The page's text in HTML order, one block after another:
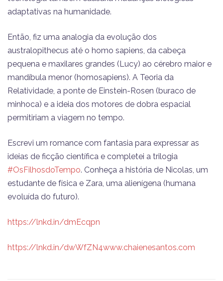
adaptativas na humanidade.
Então, fiz uma analogia da evolução dos
australopithecus até o homo sapiens, da cabeça
pequena e maxilares grandes (Lucy) ao cérebro maior e
mandíbula menor (homosapiens). A Teoria da
Relatividade, a ponte de Einstein-Rosen (buraco de
minhoca) e a ideia dos motores de dobra espacial
permitiriam a viagem no tempo.
Escrevi um romance com fantasia para expressar as
ideias de ficção científica e completei a trilogia
#OsFilhosdoTempo. Conheça a história de Nicolas, um
estudante de física e Zara, uma alienígena (humana
evoluída do futuro).
https://lnkd.in/dmEcqpn
https://lnkd.in/dwWfZN4www.chaienesantos.com